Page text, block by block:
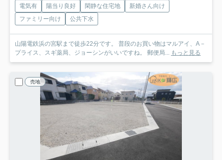
電気有 陽当り良好 閑静な住宅地
新婚さん向け
ファミリー向け
公共下水
山陽電鉄浜の宮駅まで徒歩22分です。 普段のお買い物はマルアイ、A－
プライス、スギ薬局、ジョーシンがいいですね。 郵便局...
もっと見る
売地